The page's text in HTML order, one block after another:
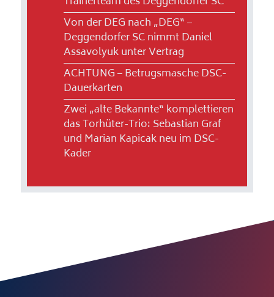
Von der DEG nach „DEG“ –
Deggendorfer SC nimmt Daniel
Assavolyuk unter Vertrag
ACHTUNG – Betrugsmasche DSC-
Dauerkarten
Zwei „alte Bekannte“ komplettieren
das Torhüter-Trio: Sebastian Graf
und Marian Kapicak neu im DSC-
Kader